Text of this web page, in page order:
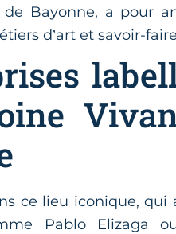
de Bayonne, a pour
d’art et savoir-
ce lieu iconique, qui
Pablo Elizaga